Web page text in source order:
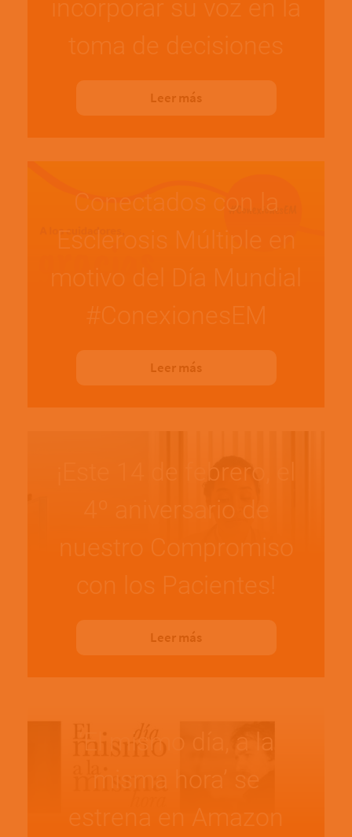
incorporar su voz en la
toma de decisiones
Leer más
Conectados con la
Esclerosis Múltiple en
motivo del Día Mundial
#ConexionesEM
Leer más
¡Este 14 de febrero, el
4º aniversario de
nuestro Compromiso
con los Pacientes!
Leer más
‘El mismo día, a la
misma hora’ se
estrena en Amazon